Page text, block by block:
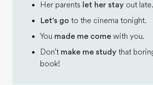
Her parents let her stay out late.
Let's go to the cinema tonight.
You made me come with you.
Don't make me study that
book!